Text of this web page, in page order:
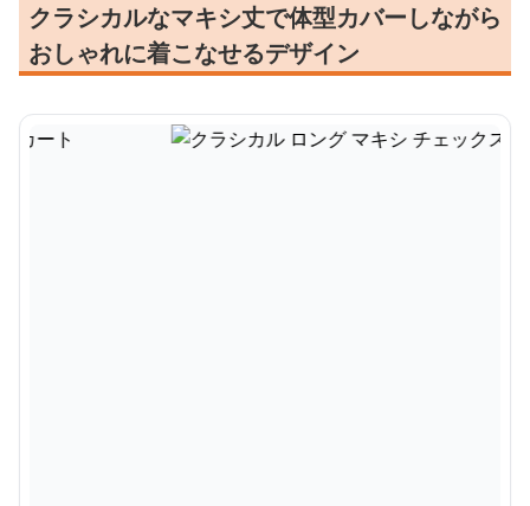
クラシカルなマキシ丈で体型カバーしながら
おしゃれに着こなせるデザイン